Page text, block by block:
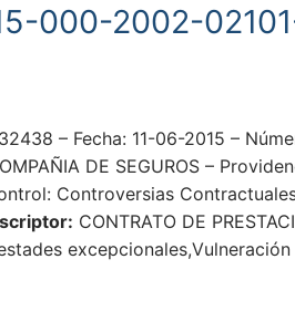
000-2002-
– Fecha: 11-06-2015 –
DE SEGUROS –
Controversias
CONTRATO DE